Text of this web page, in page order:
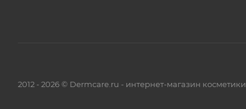
2012 - 2026 © Dermcare.ru - интернет-магазин косметики